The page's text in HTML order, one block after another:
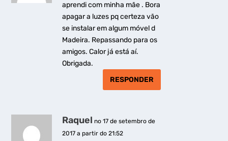
aprendi com minha mãe . Bora
apagar a luzes pq certeza vão
se instalar em algum móvel d
Madeira. Repassando para os
amigos. Calor já está aí.
Obrigada.
RESPONDER
Raquel no 17 de setembro de
2017 a partir do 21:52